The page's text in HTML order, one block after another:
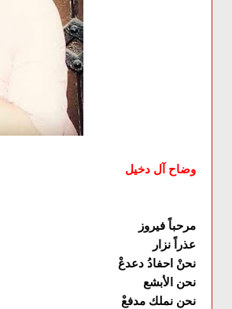
وضاح آل دخيل
مرحباً فيروز
عذراً نزار
نحنْ احفادُ دعدعْ
نحن الأبشع
نحن نملك مدفعْ